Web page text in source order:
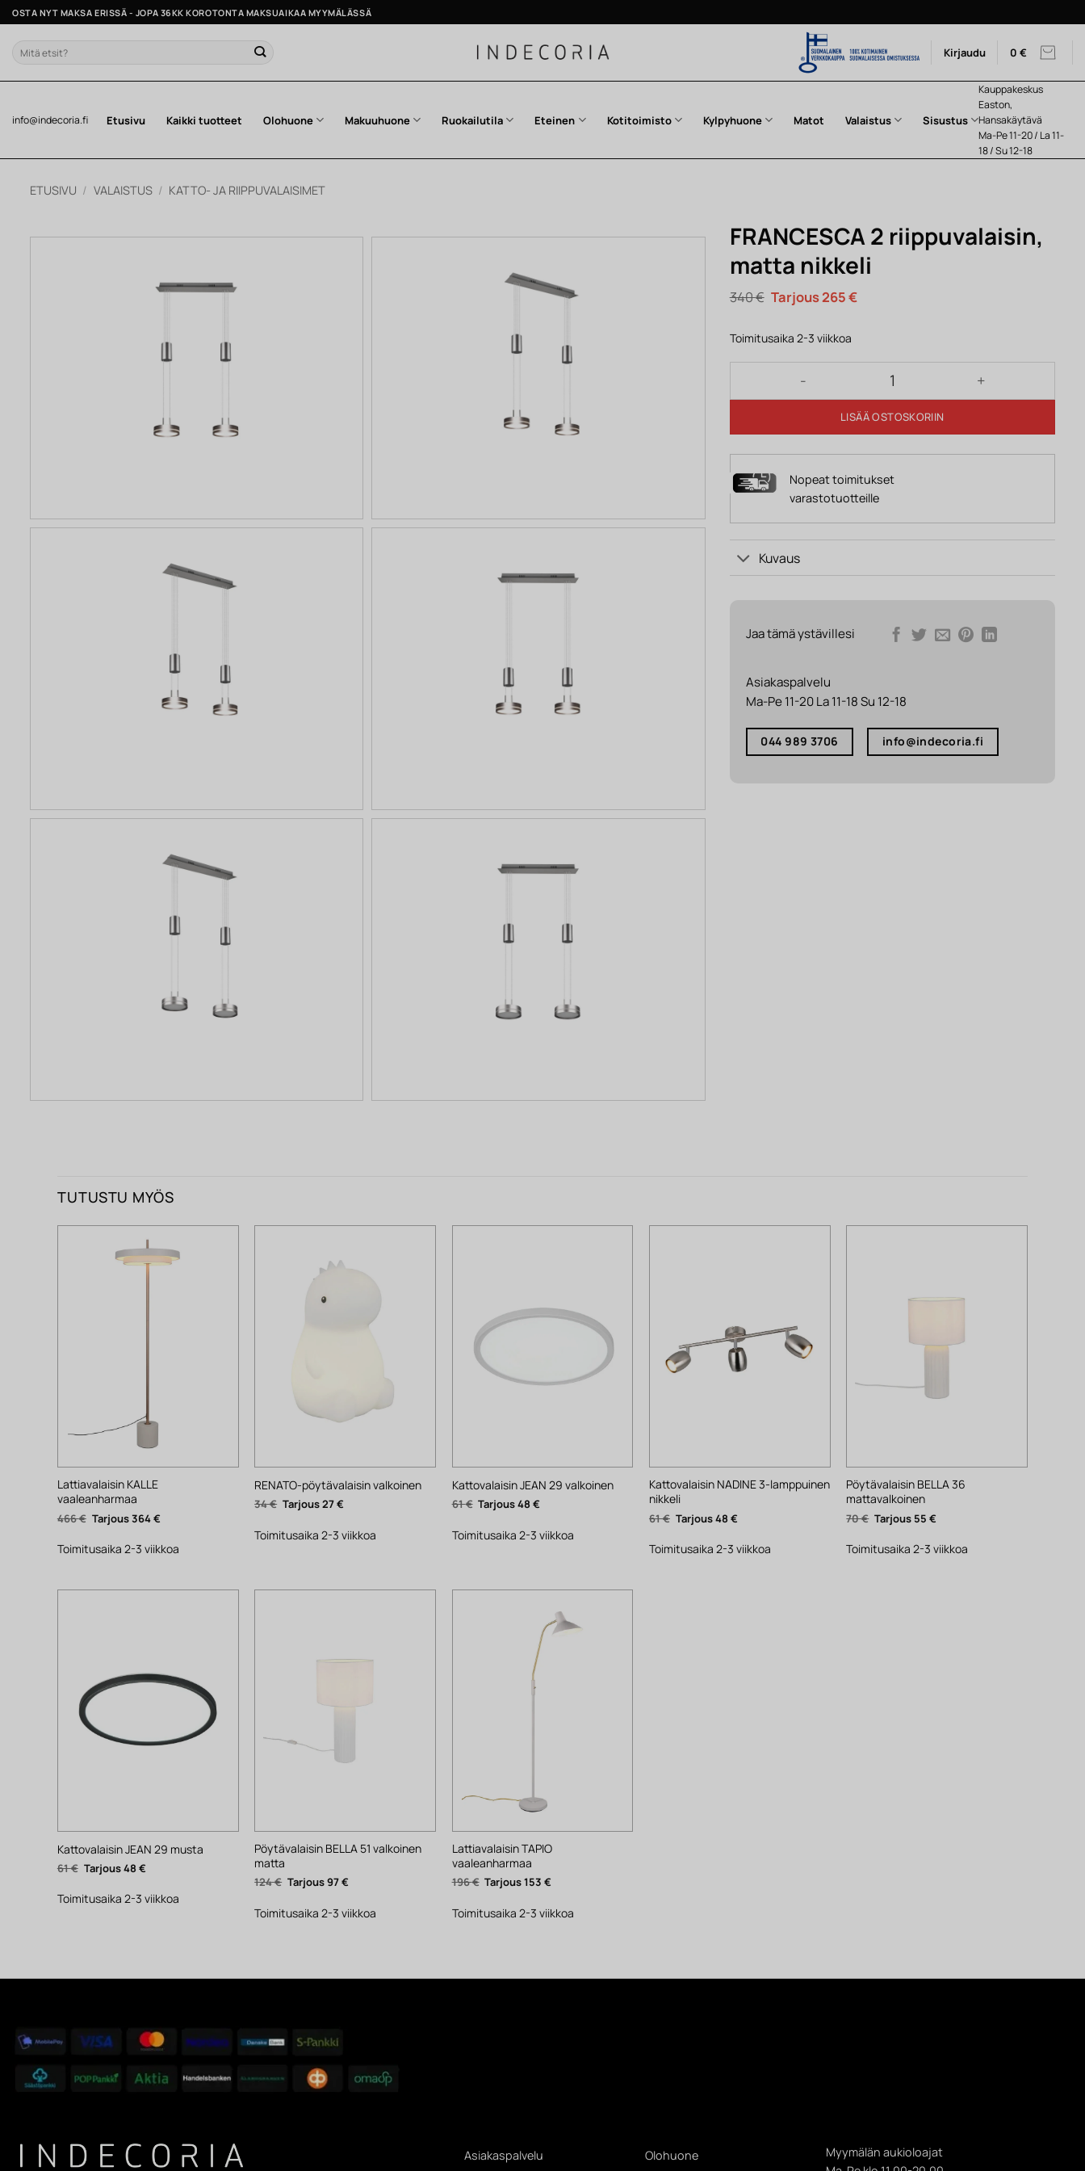
Skip
to
content
OSTA NYT MAKSA ERISSÄ - JOPA 36KK KOROTONTA MAKSUAIKAA MYYMÄLÄSSÄ
Etsi: Kirjaudu 0 €
info@indecoria.fi Etusivu Kaikki tuotteet Olohuone Makuuhuone Ruokailutila Eteinen Kotitoimisto Kylpyhuone Matot Valaistus Sisustus
Kauppakeskus
Easton,
Hansakäytävä
Ma-Pe 11-20 / La 11-
18 / Su 12-18
ETUSIVU / VALAISTUS / KATTO- JA RIIPPUVALAISIMET
FRANCESCA 2 riippuvalaisin,
matta nikkeli
340€ Alkuperäinen
hinta
340 €.
265€Nykyinen
Toimitusaika 2-3 viikkoa
FRANCESCA 2 riippuvalaisin, matta nikkeli määrä
LISÄÄ OSTOSKORIIN
Nopeat toimitukset
varastotuotteille
Kuvaus
Jaa tämä ystävillesi
Asiakaspalvelu
Ma-Pe 11-20 La 11-18 Su 12-18
044 989 3706 info@indecoria.fi
TUTUSTU MYÖS
Lattiavalaisin KALLE
vaaleanharmaa
466€ Alkuperäinen
hinta
466 €.
364€Nykyinen
hinta
364 €.
Toimitusaika 2-3 viikkoa
RENATO-pöytävalaisin valkoinen
34€ Alkuperäinen
hinta
34 €.
27€
27 €.
Toimitusaika 2-3 viikkoa
Kattovalaisin JEAN 29 valkoinen
61€ Alkuperäinen
hinta
61 €.
48€
48 €.
Toimitusaika 2-3 viikkoa
Kattovalaisin NADINE 3-lamppuinen
nikkeli
61€ Alkuperäinen
hinta
61 €.
48 €Nykyinen
hinta
48 €.
Toimitusaika 2-3 viikkoa
Pöytävalaisin BELLA 36
mattavalkoinen
70€ Alkuperäinen
hinta
70 €.
55€
55 €.
Toimitusaika 2-3 viikkoa
Kattovalaisin JEAN 29 musta
61€ Alkuperäinen
hinta
61 €.
48 €Nykyinen
hinta
48 €.
Toimitusaika 2-3 viikkoa
Pöytävalaisin BELLA 51 valkoinen
matta
124€ Alkuperäinen
hinta
124 €.
97€
97 €.
Toimitusaika 2-3 viikkoa
Lattiavalaisin TAPIO
vaaleanharmaa
196€ Alkuperäinen
hinta
196 €.
153€
153 €.
Toimitusaika 2-3 viikkoa
Asiakaspalvelu Olohuone
Myymälän aukioloajat